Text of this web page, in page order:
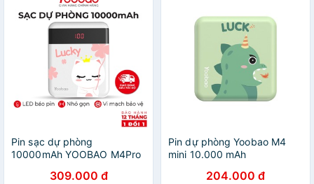
Pin sạc dự phòng
10000mAh YOOBAO M4Pro
309.000 đ
Pin dự phòng Yoobao M4
mini 10.000 mAh
204.000 đ